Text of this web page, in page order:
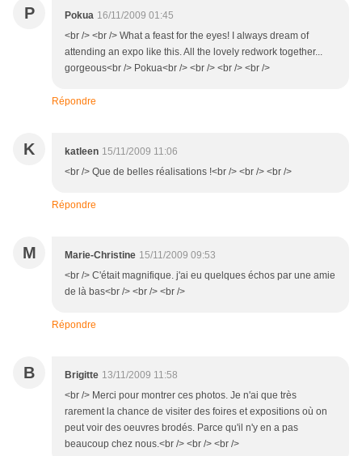
P Pokua 16/11/2009 01:45
<br /> <br /> What a feast for the eyes! I always dream of
attending an expo like this. All the lovely redwork together...
gorgeous<br /> Pokua<br /> <br /> <br /> <br />
Répondre
K katleen 15/11/2009 11:06
<br /> Que de belles réalisations !<br /> <br /> <br />
Répondre
M Marie-Christine 15/11/2009 09:53
<br /> C'était magnifique. j'ai eu quelques échos par une amie
de là bas<br /> <br /> <br />
Répondre
B Brigitte 13/11/2009 11:58
<br /> Merci pour montrer ces photos. Je n'ai que très
rarement la chance de visiter des foires et expositions où on
peut voir des oeuvres brodés. Parce qu'il n'y en a pas
beaucoup chez nous.<br /> <br /> <br />